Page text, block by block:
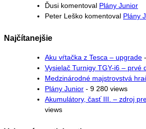
Ďusi komentoval Plány Junior
Peter Leško komentoval Plány
Najčítanejšie
Aku vŕtačka z Tesca – upgrade
Vysielač Turnigy TGY-i6 – prvé
Medzinárodné majstrovstvá
Plány Junior - 9 280 views
Akumulátory, časť III. – zdroj
views